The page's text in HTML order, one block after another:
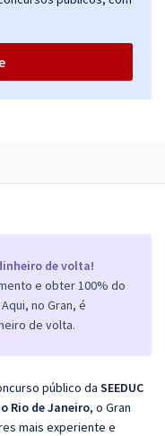
de volta!
e obter 100% do
no Gran, é
de volta.
público da SEEDUC
Rio de Janeiro, o Gran
mais experiente e